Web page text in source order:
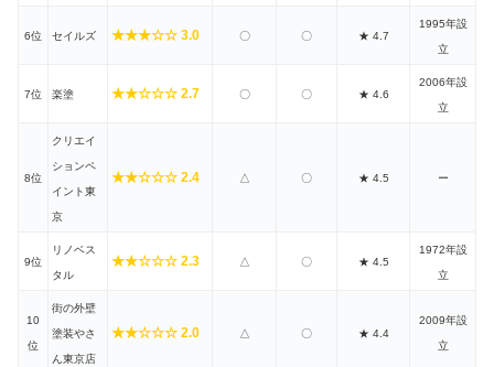
6位 セイルズ ★★★☆☆ 3.0 〇 〇 ★ 4.7
1995年設
立
7位 楽塗 ★★☆☆☆ 2.7 〇 〇 ★ 4.6
2006年設
立
8位
クリエイ
ションペ
イント東
京
★★☆☆☆ 2.4 △ 〇 ★ 4.5 ー
9位
リノベス
タル
★★☆☆☆ 2.3 △ 〇 ★ 4.5
1972年設
立
10
位
街の外壁
塗装やさ
ん東京店
★★☆☆☆ 2.0 △ 〇 ★ 4.4
2009年設
立